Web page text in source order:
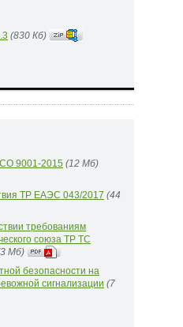
(830 Кб)
9001-2015 (12 Mб)
ТР ЕАЭС 043/2017 (44
требованиям
союза ТР ТС
Mб)
безопасности на
сигнализации (7